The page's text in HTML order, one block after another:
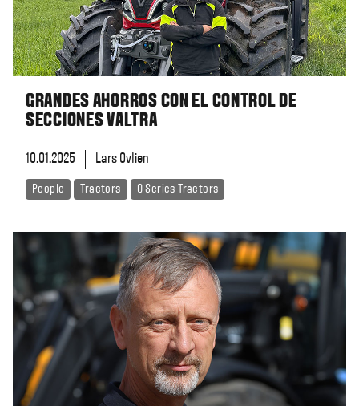
GRANDES AHORROS CON EL CONTROL DE
SECCIONES VALTRA
10.01.2025 Lars Ovlien
People Tractors Q Series Tractors